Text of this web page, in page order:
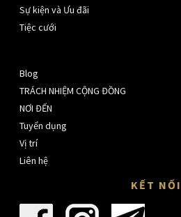
Sự kiện và Ưu đãi
Tiệc cưới
Blog
TRÁCH NHIỆM CỘNG ĐỒNG
NƠI ĐẾN
Tuyển dụng
Vị trí
Liên hệ
KẾT NỐI